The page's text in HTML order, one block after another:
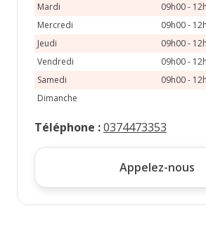
Mardi
09h00 -
Mercredi
09h00 -
Jeudi
09h00 -
Vendredi
09h00 -
Samedi
09h00 -
Dimanche
Téléphone :0374473353
Appelez-nous